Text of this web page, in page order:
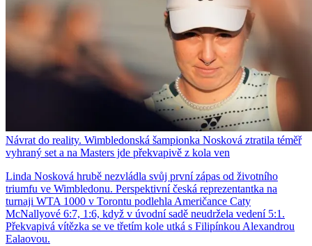
Návrat do reality. Wimbledonská šampionka Nosková ztratila téměř
vyhraný set a na Masters jde překvapivě z kola ven
Linda Nosková hrubě nezvládla svůj první zápas od životního
triumfu ve Wimbledonu. Perspektivní česká reprezentantka na
turnaji WTA 1000 v Torontu podlehla Američance Caty
McNallyové 6:7, 1:6, když v úvodní sadě neudržela vedení 5:1.
Překvapivá vítězka se ve třetím kole utká s Filipínkou Alexandrou
Ealaovou.